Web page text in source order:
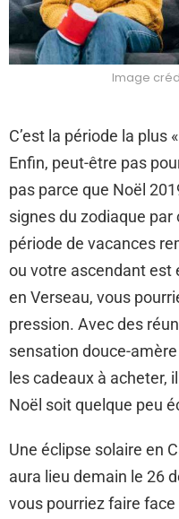
Image
C’est la période la plus
Enfin, peut-être pas
pas parce que Noël
signes du zodiaque
période de vacances
ou votre ascendant est
en Verseau, vous
pression. Avec des
sensation douce-
les cadeaux à acheter,
Noël soit quelque peu
Une éclipse solaire en
aura lieu demain le 26
vous pourriez faire